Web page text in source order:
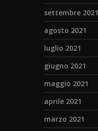
settembre 2021
agosto 2021
luglio 2021
giugno 2021
maggio 2021
aprile 2021
marzo 2021